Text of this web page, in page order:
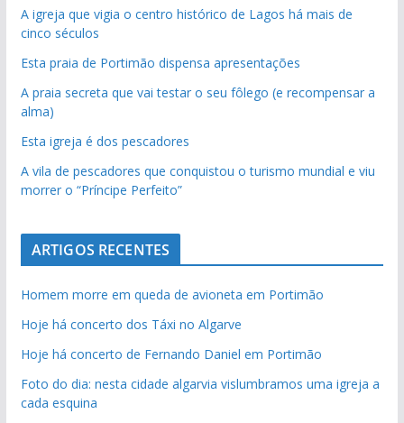
A igreja que vigia o centro histórico de Lagos há mais de
cinco séculos
Esta praia de Portimão dispensa apresentações
A praia secreta que vai testar o seu fôlego (e recompensar a
alma)
Esta igreja é dos pescadores
A vila de pescadores que conquistou o turismo mundial e viu
morrer o “Príncipe Perfeito”
ARTIGOS RECENTES
Homem morre em queda de avioneta em Portimão
Hoje há concerto dos Táxi no Algarve
Hoje há concerto de Fernando Daniel em Portimão
Foto do dia: nesta cidade algarvia vislumbramos uma igreja a
cada esquina